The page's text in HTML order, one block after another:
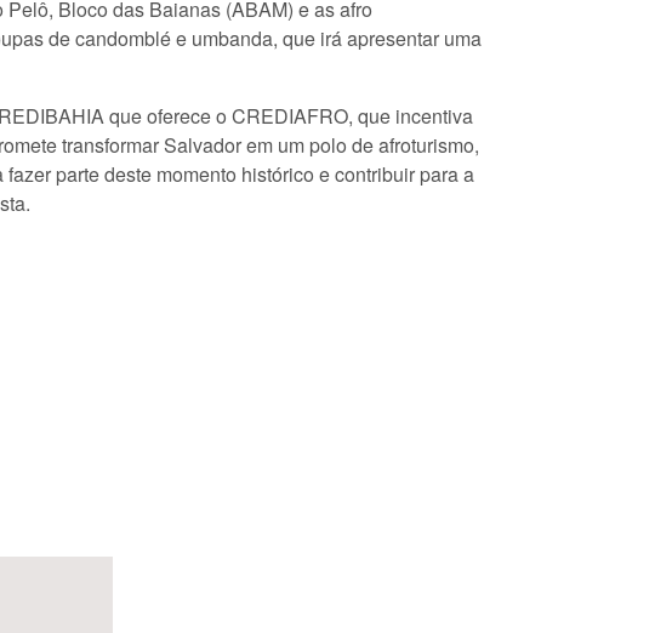
Bloco das Baianas (ABAM) e as afro
de candomblé e umbanda, que irá apresentar uma
que oferece o CREDIAFRO, que incentiva
transformar Salvador em um polo de afroturismo,
parte deste momento histórico e contribuir para a